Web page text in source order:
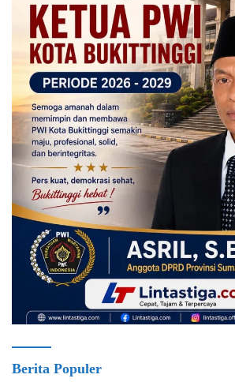
Berita Populer